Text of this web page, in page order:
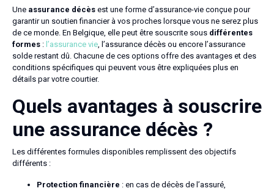
Une assurance décès est une forme d’assurance-vie conçue pour
garantir un soutien financier à vos proches lorsque vous ne serez plus
de ce monde. En Belgique, elle peut être souscrite sous différentes
formes : l’assurance vie, l’assurance décès ou encore l’assurance
solde restant dû. Chacune de ces options offre des avantages et des
conditions spécifiques qui peuvent vous être expliquées plus en
détails par votre courtier.
Quels avantages à souscrire
une assurance décès ?
Les différentes formules disponibles remplissent des objectifs
différents :
Protection financière : en cas de décès de l’assuré,